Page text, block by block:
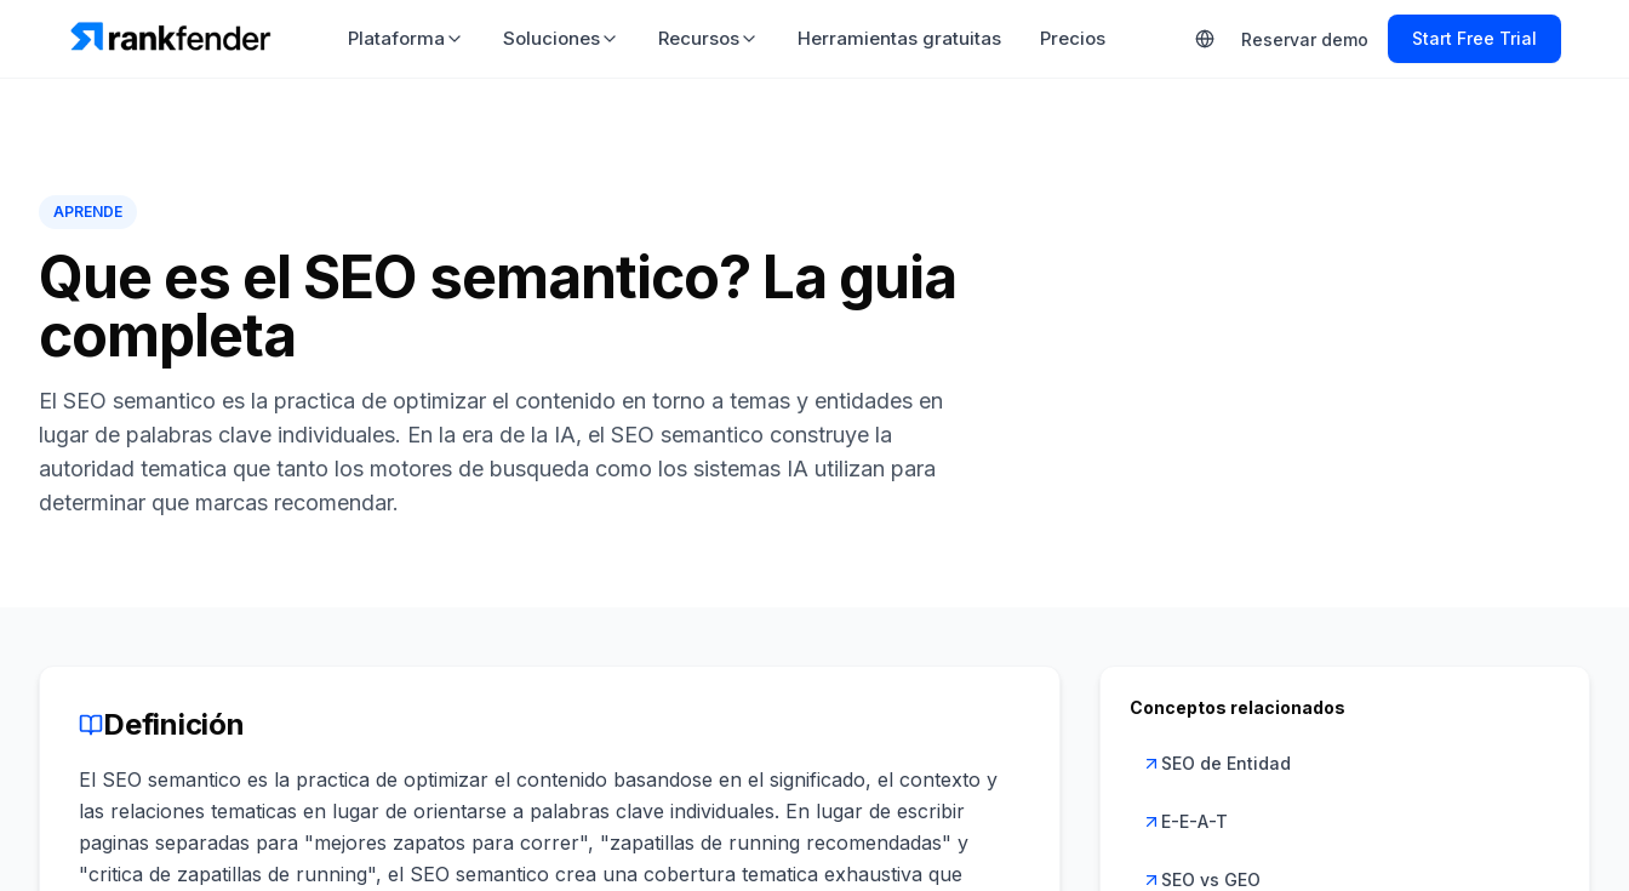
Plataforma Soluciones Recursos Herramientas gratuitas Precios Reservar demo Start Free Trial
APRENDE
Que es el SEO semantico? La guia
completa
El SEO semantico es la practica de optimizar el contenido en torno a temas y entidades en
lugar de palabras clave individuales. En la era de la IA, el SEO semantico construye la
autoridad tematica que tanto los motores de busqueda como los sistemas IA utilizan para
determinar que marcas recomendar.
Definición
El SEO semantico es la practica de optimizar el contenido basandose en el significado, el contexto y
las relaciones tematicas en lugar de orientarse a palabras clave individuales. En lugar de escribir
paginas separadas para "mejores zapatos para correr", "zapatillas de running recomendadas" y
"critica de zapatillas de running", el SEO semantico crea una cobertura tematica exhaustiva que
Conceptos relacionados
SEO de Entidad
E-E-A-T
SEO vs GEO